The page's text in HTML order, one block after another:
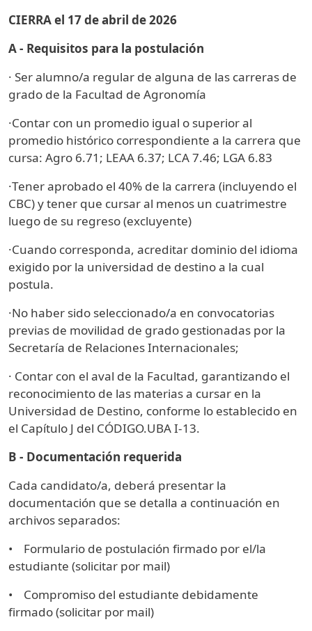
CIERRA el 17 de abril de 2026
A - Requisitos para la postulación
· Ser alumno/a regular de alguna de las carreras de
grado de la Facultad de Agronomía
·Contar con un promedio igual o superior al
promedio histórico correspondiente a la carrera que
cursa: Agro 6.71; LEAA 6.37; LCA 7.46; LGA 6.83
·Tener aprobado el 40% de la carrera (incluyendo el
CBC) y tener que cursar al menos un cuatrimestre
luego de su regreso (excluyente)
·Cuando corresponda, acreditar dominio del idioma
exigido por la universidad de destino a la cual
postula.
·No haber sido seleccionado/a en convocatorias
previas de movilidad de grado gestionadas por la
Secretaría de Relaciones Internacionales;
· Contar con el aval de la Facultad, garantizando el
reconocimiento de las materias a cursar en la
Universidad de Destino, conforme lo establecido en
el Capítulo J del CÓDIGO.UBA I-13.
B - Documentación requerida
Cada candidato/a, deberá presentar la
documentación que se detalla a continuación en
archivos separados:
• Formulario de postulación firmado por el/la
estudiante (solicitar por mail)
• Compromiso del estudiante debidamente
firmado (solicitar por mail)